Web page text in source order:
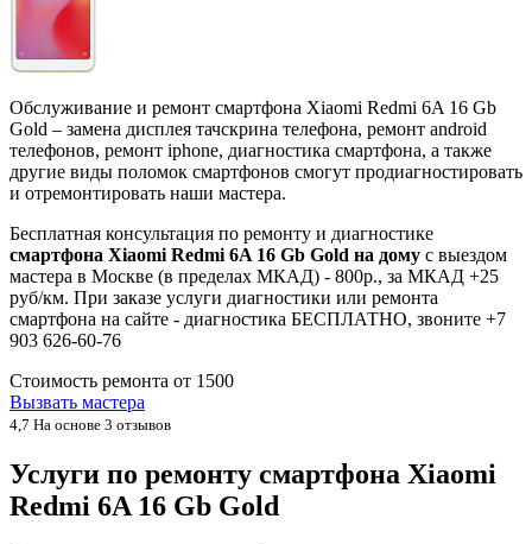
Обслуживание и ремонт смартфона Xiaomi Redmi 6A 16 Gb
Gold – замена дисплея тачскрина телефона, ремонт android
телефонов, ремонт iphone, диагностика смартфона, а также
другие виды поломок смартфонов смогут продиагностировать
и отремонтировать наши мастера.
Бесплатная консультация по ремонту и диагностике
смартфона Xiaomi Redmi 6A 16 Gb Gold на дому с выездом
мастера в Москве (в пределах МКАД) - 800р., за МКАД +25
руб/км. При заказе услуги диагностики или ремонта
смартфона на сайте - диагностика БЕСПЛАТНО, звоните +7
903 626-60-76
Стоимость ремонта от 1500
Вызвать мастера
4,7 На основе 3 отзывов
Услуги по ремонту смартфона Xiaomi
Redmi 6A 16 Gb Gold